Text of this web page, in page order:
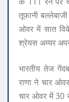
तूफानी
ओवर में सात
श्रेयस अय्यर
भारतीय तेज
राणा ने चार
चार ओवर में 30